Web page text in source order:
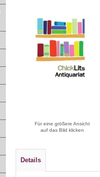
Für eine größere Ansicht
auf das Bild klicken
Details